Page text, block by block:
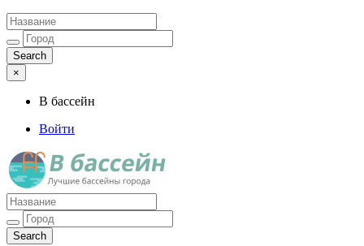
×
В бассейн
Войти
Лучшие бассейны города